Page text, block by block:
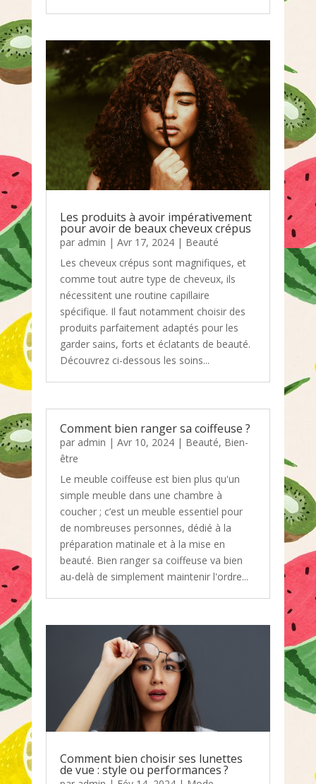
Les produits à avoir impérativement
pour avoir de beaux cheveux crépus
par admin | Avr 17, 2024| Beauté
Les cheveux crépus sont magnifiques, et
comme tout autre type de cheveux, ils
nécessitent une routine capillaire
spécifique. Il faut notamment choisir des
produits parfaitement adaptés pour les
garder sains, forts et éclatants de beauté.
Découvrez ci-dessous les soins...
Comment bien ranger sa coiffeuse ?
par admin | Avr 10, 2024| Beauté, Bien-
être
Le meuble coiffeuse est bien plus qu'un
simple meuble dans une chambre à
coucher ; c’est un meuble essentiel pour
de nombreuses personnes, dédié à la
préparation matinale et à la mise en
beauté. Bien ranger sa coiffeuse va bien
au-delà de simplement maintenir l'ordre...
Comment bien choisir ses lunettes
de vue : style ou performances ?